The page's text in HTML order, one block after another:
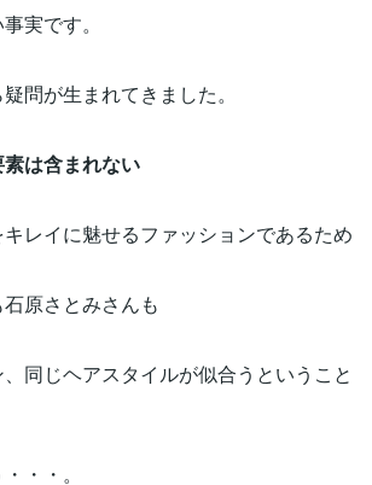
実です。
問が生まれてきました。
は含まれない
レイに魅せるファッションであるため
原さとみさんも
同じヘアスタイルが似合うということ
・・。